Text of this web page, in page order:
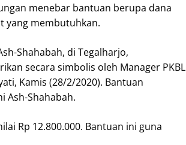
menebar bantuan berupa dana
yang membutuhkan.
Shahabah, di Tegalharjo,
secara simbolis oleh Manager PKBL
Kamis (28/2/2020). Bantuan
Ash-Shahabah.
Rp 12.800.000. Bantuan ini guna